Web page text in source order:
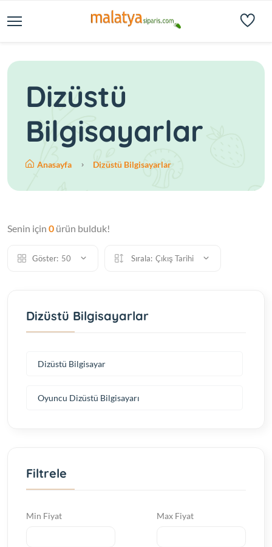
Dizüstü
Bilgisayarlar
Anasayfa Dizüstü Bilgisayarlar
Senin için 0 ürün bulduk!
Göster: 50 Sırala: Çıkış Tarihi
Dizüstü Bilgisayarlar
Dizüstü Bilgisayar
Oyuncu Dizüstü Bilgisayarı
Filtrele
Min Fiyat Max Fiyat